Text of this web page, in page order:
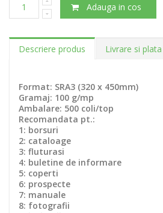
Adauga in cos
Descriere produs Livrare si plata
Format: SRA3 (320 x 450mm)
Gramaj: 100 g/mp
Ambalare: 500 coli/top
Recomandata pt.:
1: borsuri
2: cataloage
3: fluturasi
4: buletine de informare
5: coperti
6: prospecte
7: manuale
8: fotografii